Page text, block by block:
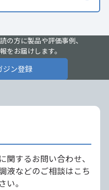
の方に製品や評価事例、
をお届けします。
ジン登録
関するお問い合わせ、
液などのご相談はこち
い。